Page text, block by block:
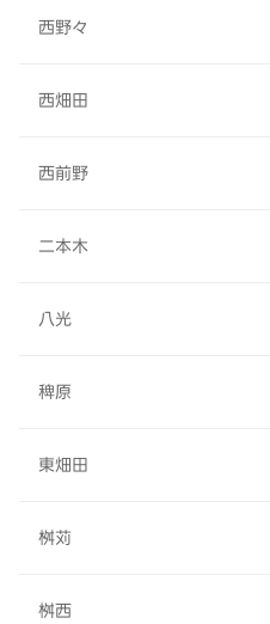
西野々
西畑田
西前野
二本木
八光
稗原
東畑田
桝苅
桝西